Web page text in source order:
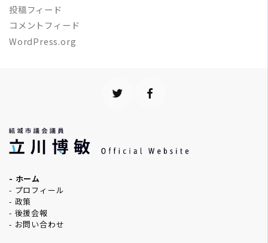
投稿フィード
コメントフィード
WordPress.org
- ホーム
- プロフィール
- 政策
- 後援会報
- お問い合わせ